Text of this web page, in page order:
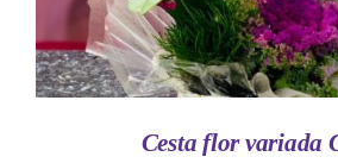
Cesta flor variada